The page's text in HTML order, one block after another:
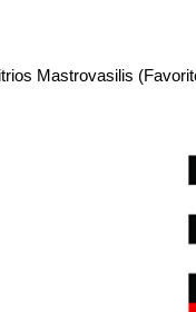
Mastrovasilis